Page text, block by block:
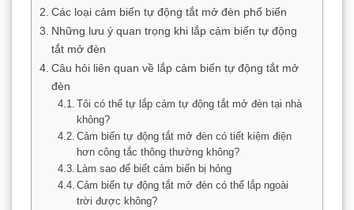
Các loại cảm biến tự động tắt mở đèn phổ biến
Những lưu ý quan trọng khi lắp cảm biến tự động
tắt mở đèn
Câu hỏi liên quan về lắp cảm biến tự động tắt mở
đèn
Tôi có thể tự lắp cảm tự động tắt mở đèn tại nhà
không?
Cảm biến tự động tắt mở đèn có tiết kiệm điện
hơn công tắc thông thường không?
Làm sao để biết cảm biến bị hỏng
Cảm biến tự động tắt mở đèn có thể lắp ngoài
trời được không?